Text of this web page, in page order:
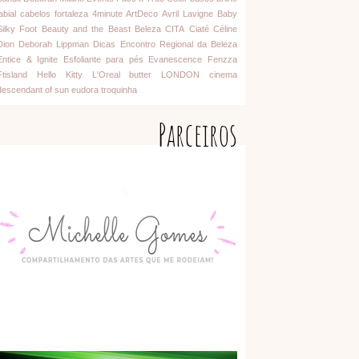
cabelos fortaleza 4minute ArtDeco Avril Lavigne Baby
Foot Beauty and the Beast Beleza CITA Ciaté Céline
Deborah Lippman Dicas
Encontro Regional da Beleza
& Ignite
Esfoliante para pés Evanescence
Fenzza
Hello Kitty L'Oreal butter LONDON
cinema
of sun eudora troquinha
Parceiros